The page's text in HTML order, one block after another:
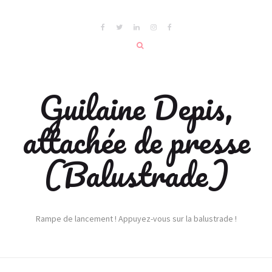
Guilaine Depis,
attachée de presse
(Balustrade)
Rampe de lancement ! Appuyez-vous sur la balustrade !